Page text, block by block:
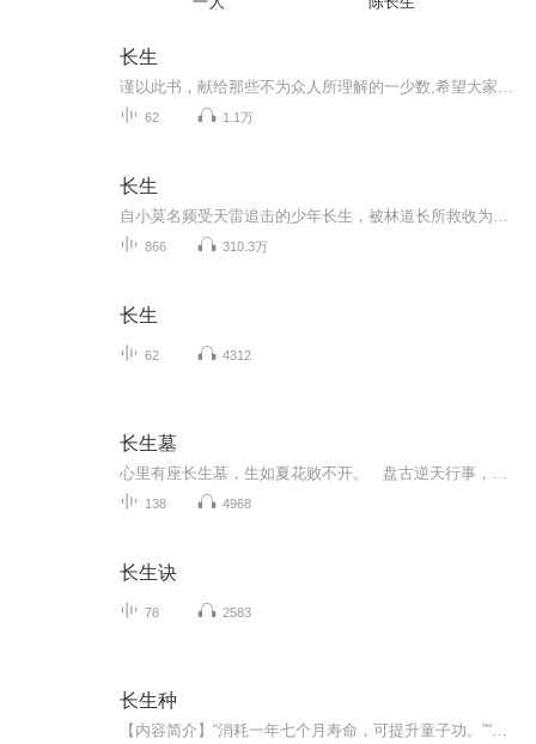
长生
62 1.1万
长生
866 310.3万
长生
62 4312
长生墓
138 4968
长生诀
78 2583
长生种